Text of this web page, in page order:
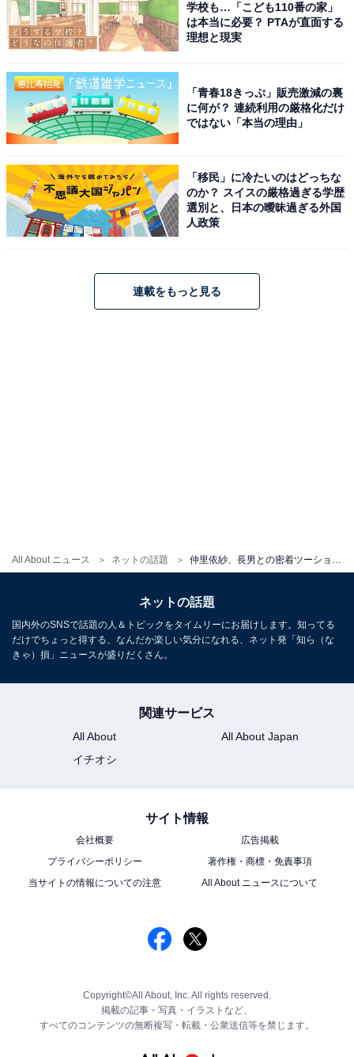
All About ニュース ネットの話題
学校も…「こども110番の家」
は本当に必要？ PTAが直面する
理想と現実
「青春18きっぷ」販売激減の裏
に何が？ 連続利用の厳格化だけ
ではない「本当の理由」
「移民」に冷たいのはどっちな
のか？ スイスの厳格過ぎる学歴
選別と、日本の曖昧過ぎる外国
人政策
連載をもっと見る
ネットの話題
国内外のSNSで話題の人＆トピックをタイムリーにお届けします。知ってる
だけでちょっと得する、なんだか楽しい気分になれる、ネット発「知ら（な
きゃ）損」ニュースが盛りだくさん。
関連サービス
All About
All About Japan
イチオシ
サイト情報
会社概要
広告掲載
プライバシーポリシー
著作権・商標・免責事項
当サイトの情報についての注意
All About ニュースについて
Copyright©All About, Inc. All rights reserved.
掲載の記事・写真・イラストなど、
すべてのコンテンツの無断複写・転載・公衆送信等を禁じます。